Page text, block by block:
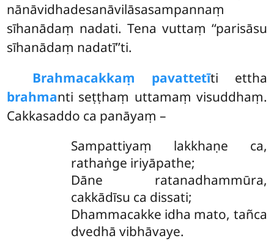
nānāvidhadesanāvilāsasampannaṃ
sīhanādaṃ nadati. Tena vuttaṃ ‘‘parisāsu
sīhanādaṃ nadatī’’ti.
Brahmacakkaṃ pavattetīti ettha
brahmanti seṭṭhaṃ uttamaṃ visuddhaṃ.
Cakkasaddo ca panāyaṃ –
Sampattiyaṃ lakkhaṇe ca,
rathaṅge iriyāpathe;
Dāne ratanadhammūra,
cakkādīsu ca dissati;
Dhammacakke idha mato, tañca
dvedhā vibhāvaye.